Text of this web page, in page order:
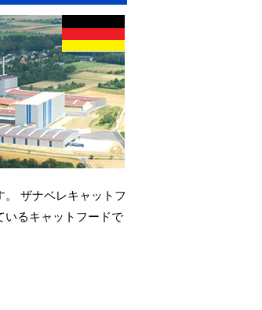
ザナベレキャットフ
いるキャットフードで